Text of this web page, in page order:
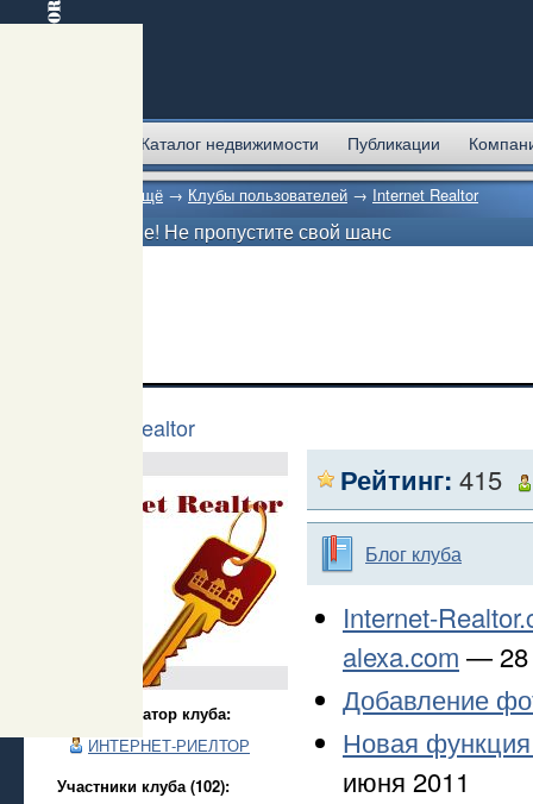
Каталог недвижимости Публикации
Ещё → Клубы пользователей → Internet Realtor
Внимание! Не пропустите свой шанс
Internet Realtor
Администратор клуба:
ИНТЕРНЕТ-РИЕЛТОР
Участники клуба (102):
Рейтинг: 415
Блог клуба
Internet-
alexa.com — 28
Добавление
Новая
июня 2011